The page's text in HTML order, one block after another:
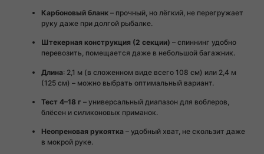
Карбоновый бланк – прочный, но лёгкий, не перегружает
руку даже при долгой рыбалке.
Штекерная конструкция (2 секции) – спиннинг удобно
перевозить, помещается даже в небольшой багажник.
Длина: 2,1 м (в сложенном виде всего 108 см) или 2,4 м
(125 см) – можно выбрать оптимальный вариант.
Тест 4–18 г – универсальный диапазон для воблеров,
блёсен и силиконовых приманок.
Неопреновая рукоятка – удобный хват, не скользит даже
в мокрой руке.